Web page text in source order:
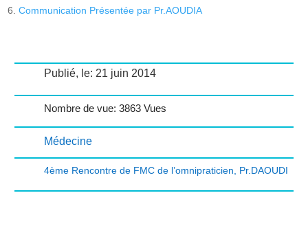
Communication Présentée par Pr.AOUDIA
Publié, le: 21 juin 2014
Nombre de vue: 3863 Vues
Médecine
4ème Rencontre de FMC de l’omnipraticien Pr.DAOUDI